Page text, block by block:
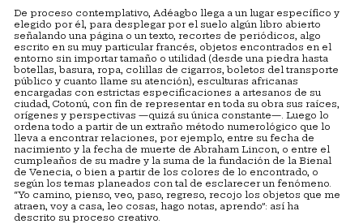
De proceso contemplativo, Adéagbo llega a un lugar específico y
elegido por él, para desplegar por el suelo algún libro abierto
señalando una página o un texto, recortes de periódicos, algo
escrito en su muy particular francés, objetos encontrados en el
entorno sin importar tamaño o utilidad (desde una piedra hasta
botellas, basura, ropa, colillas de cigarros, boletos del transporte
público y cuanto llame su atención), esculturas africanas
encargadas con estrictas especificaciones a artesanos de su
ciudad, Cotonú, con fin de representar en toda su obra sus raíces,
orígenes y perspectivas —quizá su única constante—. Luego lo
ordena todo a partir de un extraño método numerológico que lo
lleva a encontrar relaciones, por ejemplo, entre su fecha de
nacimiento y la fecha de muerte de Abraham Lincon, o entre el
cumpleaños de su madre y la suma de la fundación de la Bienal
de Venecia, o bien a partir de los colores de lo encontrado, o
según los temas planeados con tal de esclarecer un fenómeno.
“Yo camino, pienso, veo, paso, regreso, recojo los objetos que me
atraen, voy a casa, leo cosas, hago notas, aprendo”: así ha
descrito su proceso creativo.